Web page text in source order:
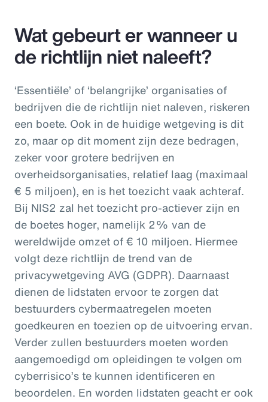
Wat gebeurt er wanneer u
de richtlijn niet naleeft?
‘Essentiële’ of ‘belangrijke’ organisaties of
bedrijven die de richtlijn niet naleven, riskeren
een boete. Ook in de huidige wetgeving is dit
zo, maar op dit moment zijn deze bedragen,
zeker voor grotere bedrijven en
overheidsorganisaties, relatief laag (maximaal
€ 5 miljoen), en is het toezicht vaak achteraf.
Bij NIS2 zal het toezicht pro-actiever zijn en
de boetes hoger, namelijk 2% van de
wereldwijde omzet of € 10 miljoen. Hiermee
volgt deze richtlijn de trend van de
privacywetgeving AVG (GDPR). Daarnaast
dienen de lidstaten ervoor te zorgen dat
bestuurders cybermaatregelen moeten
goedkeuren en toezien op de uitvoering ervan.
Verder zullen bestuurders moeten worden
aangemoedigd om opleidingen te volgen om
cyberrisico’s te kunnen identificeren en
beoordelen. En worden lidstaten geacht er ook